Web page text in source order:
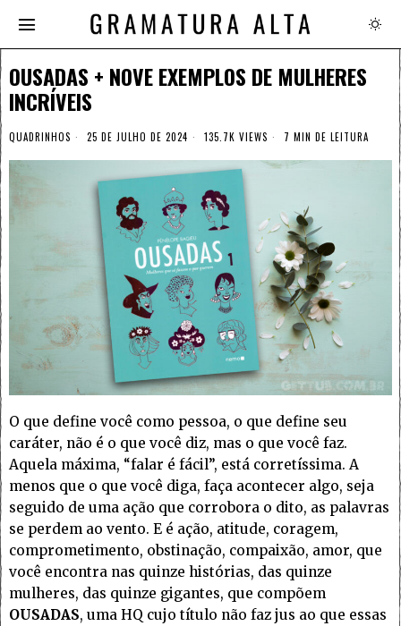
OUSADAS + NOVE EXEMPLOS DE MULHERES
INCRÍVEIS
QUADRINHOS 25 DE JULHO DE 2024 135.7K VIEWS 7 MIN DE LEITURA
O que define você como pessoa, o que define seu
caráter, não é o que você diz, mas o que você faz.
Aquela máxima, “falar é fácil”, está corretíssima. A
menos que o que você diga, faça acontecer algo, seja
seguido de uma ação que corrobora o dito, as palavras
se perdem ao vento. E é ação, atitude, coragem,
comprometimento, obstinação, compaixão, amor, que
você encontra nas quinze histórias, das quinze
mulheres, das quinze gigantes, que compõem
OUSADAS, uma HQ cujo título não faz jus ao que essas